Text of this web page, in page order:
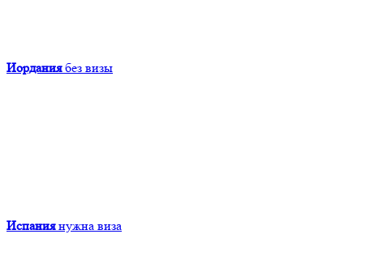
Иордания без визы
Испания нужна виза